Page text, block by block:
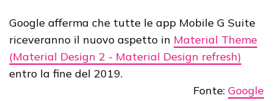
Google afferma che tutte le app Mobile G Suite
riceveranno il nuovo aspetto in Material Theme
(Material Design 2 - Material Design refresh)
entro la fine del 2019.
Fonte: Google